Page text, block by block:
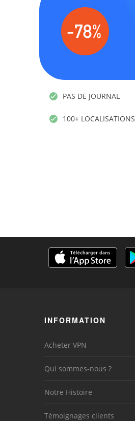
PAS DE JOURNAL
100+ LOCALISATIONS
INFORMATION
Acheter VPN
Qui sommes-nous ?
Notre Histoire
Témoignages clients